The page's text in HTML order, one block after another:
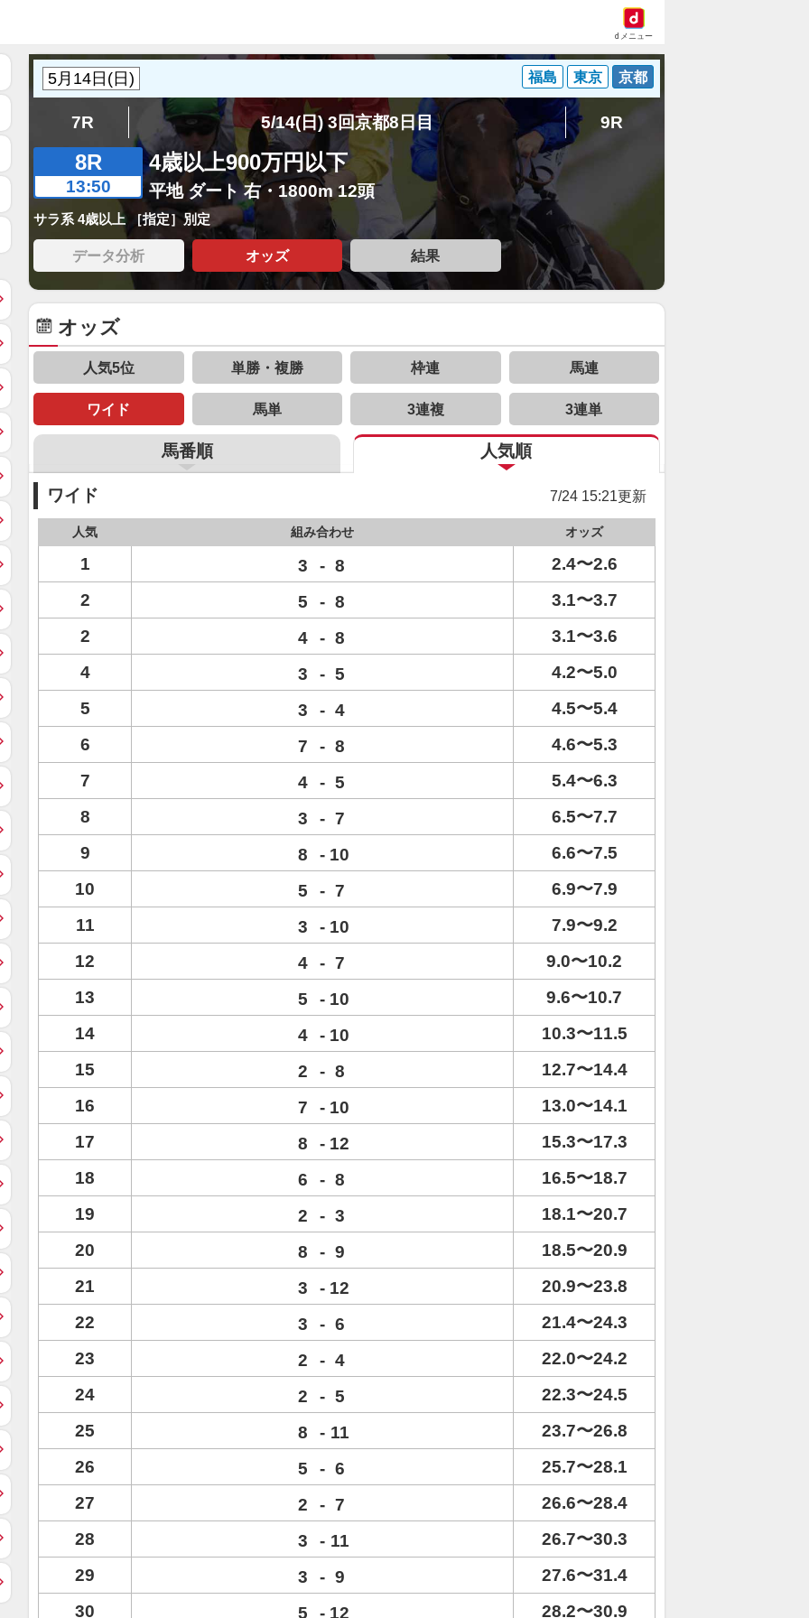
dメニュー
福島 東京 京都
7R 5/14(日) 3回京都8日目 9R
8R
13:50
4歳以上900万円以下
平地 ダート 右・1800m 12頭
サラ系 4歳以上 ［指定］別定
データ分析 オッズ 結果
オッズ
人気5位 単勝・複勝 枠連 馬連
ワイド 馬単 3連複 3連単
馬番順 人気順
ワイド 7/24 15:21更新
人気 組み合わせ オッズ
1 3 - 8
2.4〜2.6
2
5 - 8
3.1〜3.7
2
4 - 8
3.1〜3.6
4
3 - 5
4.2〜5.0
5
3 - 4
4.5〜5.4
6
7 - 8
4.6〜5.3
7
4 - 5
5.4〜6.3
8
3 - 7
6.5〜7.7
9
8 - 10
6.6〜7.5
10
5 - 7
6.9〜7.9
11
3 - 10
7.9〜9.2
12
4 - 7
9.0〜10.2
13
5 - 10
9.6〜10.7
14
4 - 10
10.3〜11.5
15
2 - 8
12.7〜14.4
16
7 - 10
13.0〜14.1
17
8 - 12
15.3〜17.3
18
6 - 8
16.5〜18.7
19
2 - 3
18.1〜20.7
20
8 - 9
18.5〜20.9
21
3 - 12
20.9〜23.8
22
3 - 6
21.4〜24.3
23
2 - 4
22.0〜24.2
24
2 - 5
22.3〜24.5
25
8 - 11
23.7〜26.8
26
5 - 6
25.7〜28.1
27
2 - 7
26.6〜28.4
28
3 - 11
26.7〜30.3
29
3 - 9
27.6〜31.4
30
5 - 12 28.2〜30.9